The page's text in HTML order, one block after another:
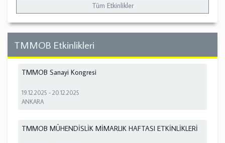
Tüm Etkinlikler
TMMOB Etkinlikleri
TMMOB Sanayi Kongresi
19.12.2025 -20.12.2025
ANKARA
TMMOB MÜHENDİSLİK MİMARLIK HAFTASI ETKİNLİKLERİ